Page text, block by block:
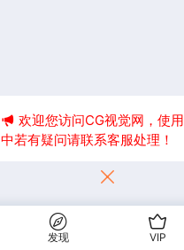
发现 VIP
欢迎您访问CG视觉网，使
中若有疑问请联系客服处理！